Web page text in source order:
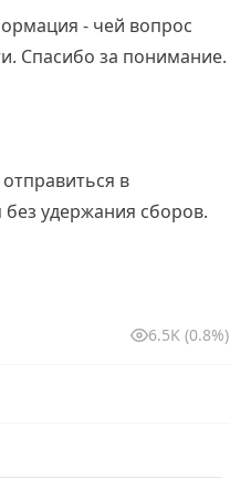
- чей вопрос
Спасибо за понимание.
в
удержания сборов.
6.5K (0.8%)